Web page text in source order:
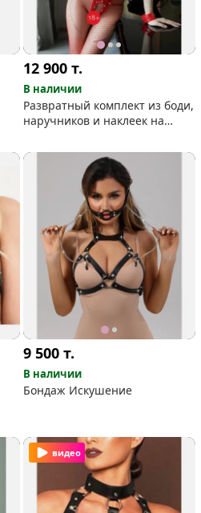
12 900т.
В наличии
Развратный комплект из боди,
наручников и наклеек на
9 500т.
В наличии
Бондаж Искушение
видео